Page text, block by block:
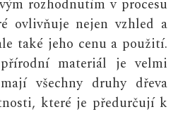
rozhodnutím v procesu
ovlivňuje nejen vzhled a
také jeho cenu a použití.
materiál je velmi
všechny druhy dřeva
které je předurčují k